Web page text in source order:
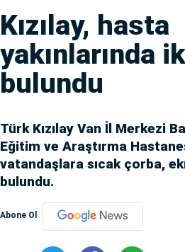
Kızılay, hasta
yakınlarında
bulundu
Türk Kızılay Van İl Merkezi
Eğitim ve Araştırma
vatandaşlara sıcak çorba,
bulundu.
Abone Ol